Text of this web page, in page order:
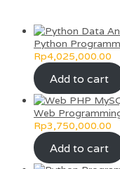
Python
Rp4,025,000.00
Add to cart
Web
Rp3,750,000.00
Add to cart